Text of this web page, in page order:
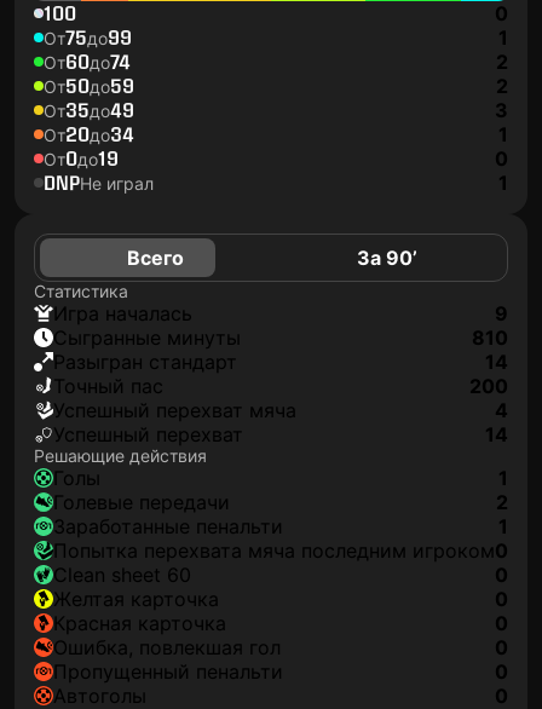
100 0
От75до99 1
От60до74 2
От50до59 2
От35до49 3
От20до34 1
От0до19 0
DNPНе играл 1
Всего За 90’
Статистика
игра началась
9
сыгранные минуты
810
разыгран стандарт
14
точный пас
200
успешный перехват мяча
4
успешный перехват
14
Решающие действия
голы
1
голевые передачи
2
заработанные пенальти
1
попытка перехвата мяча последним игроком0
clean sheet 60
0
желтая карточка
0
красная карточка
0
ошибка, повлекшая гол
0
пропущенный пенальти
0
автоголы
0